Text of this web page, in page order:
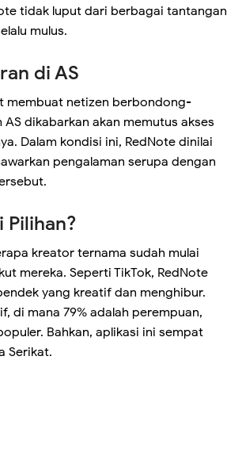
tidak luput dari berbagai tantangan
mulus.
di AS
membuat netizen berbondong-
dikabarkan akan memutus akses
Dalam kondisi ini, RedNote dinilai
pengalaman serupa dengan
Pilihan?
kreator ternama sudah mulai
mereka. Seperti TikTok, RedNote
yang kreatif dan menghibur.
di mana 79% adalah perempuan,
Bahkan, aplikasi ini sempat
Serikat.